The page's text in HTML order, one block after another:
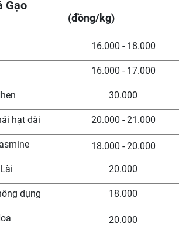
Gạo
(đồng/kg)
16.000 - 18.000
16.000 - 17.000
30.000
hạt dài 20.000 - 21.000
18.000 - 20.000
20.000
dụng 18.000
20.000